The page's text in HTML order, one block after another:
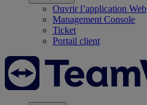
Ouvrir l’application Web
Management Console
Ticket
Portail client